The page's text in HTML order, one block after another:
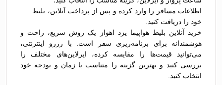
اطلاعات مسافر را وارد کرده و پس از پرداخت آنلاین، بلیط
خود را دریافت کنید.
خرید آنلاین بلیط هواپیما یزد اهواز یک روش سریع، راحت و
هوشمندانه برای برنامه‌ریزی سفر است. با رزرو اینترنتی،
می‌توانید قیمت‌ها را مقایسه کرده، ایرلاین‌های مختلف را
بررسی کنید و بهترین گزینه را متناسب با زمان و بودجه خود
انتخاب کنید.